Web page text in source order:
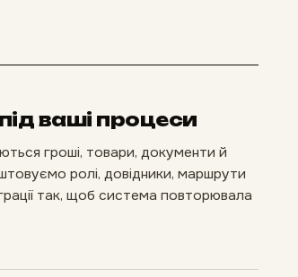
ваші процеси
гроші, товари, документи й
ролі, довідники, маршрути
так, щоб система повторювала